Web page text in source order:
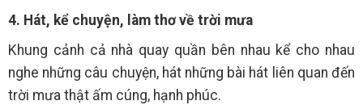
4. Hát, kể chuyện, làm thơ về trời mưa
Khung cảnh cả nhà quay quần bên nhau kể cho nhau
nghe những câu chuyện, hát những bài hát liên quan đến
trời mưa thật ấm cúng, hạnh phúc.